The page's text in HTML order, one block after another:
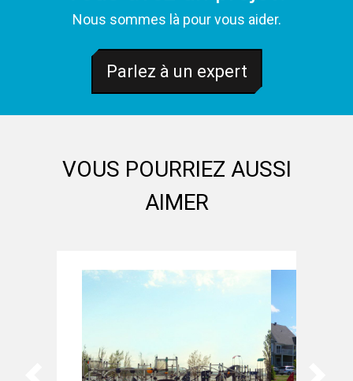
Nous sommes là pour vous aider.
Parlez à un expert
VOUS POURRIEZ AUSSI
AIMER